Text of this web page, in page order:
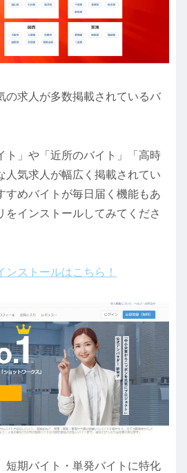
の求人が多数掲載されているバ
ト」や「近所のバイト」「高時
人気求人が幅広く掲載されてい
すめバイトが毎日届く機能もあ
をインストールしてみてくださ
ストールはこちら！
短期バイト・単発バイトに特化